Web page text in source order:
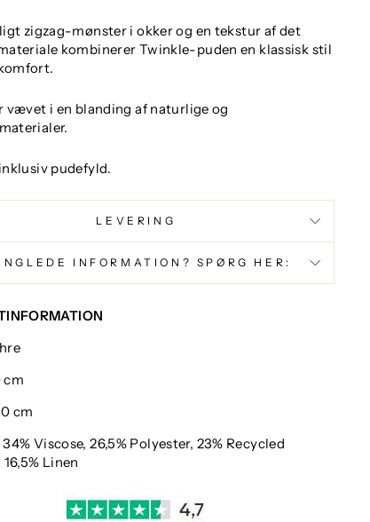
zigzag-mønster i okker og en tekstur af det
kombinerer Twinkle-puden en klassisk stil
vævet i en blanding af naturlige og
pudefyld.
LEVERING
INFORMATION? SPØRG HER:
cm
cm
34% Viscose, 26,5% Polyester, 23% Recycled
Linen